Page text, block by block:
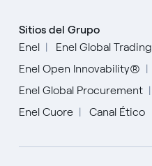
Sitios del Grupo
Enel
Enel Global Trading
Enel Open Innovability®
Enel Global Procurement
Enel Cuore
Canal Ético